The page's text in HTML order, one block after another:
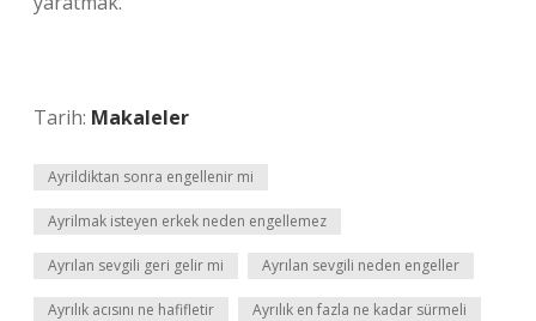
Tarih: Makaleler
Ayrildiktan sonra engellenir mi
Ayrilmak isteyen erkek neden engellemez
Ayrılan sevgili geri gelir mi Ayrılan sevgili neden engeller
Ayrılık acısını ne hafifletir Ayrılık en fazla ne kadar sürmeli